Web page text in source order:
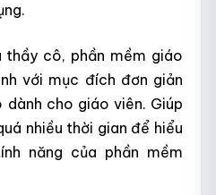
cô, phần mềm giáo
với mục đích đơn giản
cho giáo viên. Giúp
nhiều thời gian để hiểu
năng của phần mềm